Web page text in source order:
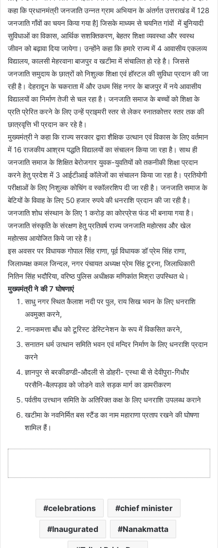
कहा कि प्रधानमंत्री जनजाति उन्नत ग्राम अभियान के अंतर्गत उत्तराखंड में 128
जनजाति गाँवों का चयन किया गया है] जिसके माध्यम से चयनित गांवों में बुनियादी
सुविधाओं का विकास, आर्थिक सशक्तिकरण, बेहतर शिक्षा व्यवस्था और स्वस्थ
जीवन को बढ़ावा दिया जायेगा। उन्होंने कहा कि हमारे राज्य में 4 आवासीय एकलव्य
विद्यालय, कालसी मेहरवाना बाजपुर व खटीमा में संचालित हो रहे है। जिससे
जनजाति समुदाय के छात्रों को निशुल्क शिक्षा एवं हॉस्टल की सुविधा प्रदान की जा
रही है। देहरादून के चकराता में और उधम सिंह नगर के बाजपुर में नये आवासीय
विद्यालयों का निर्माण तेजी से चल रहा है। जनजाति समाज के बच्चों को शिक्षा के
प्रति प्रेरित करने के लिए उन्हें प्राइमरी स्तर से लेकर स्नातकोत्तर स्तर तक की
छात्रवृत्ति भी प्रदान कर रहे है।
मुख्यमंत्री ने कहा कि राज्य सरकार द्वारा शैक्षिक उत्थान एवं विकास के लिए वर्तमान
में 16 राजकीय आश्रम पद्धति विद्यालयों का संचालन किया जा रहा है। साथ ही
जनजाति समाज के शिक्षित बेरोजगार युवक-युवतियों को तकनीकी शिक्षा प्रदान
करने हेतु प्रदेश में 3 आईटीआई कॉलेजों का संचालन किया जा रहा है। प्रतियोगी
परीक्षाओं के लिए निशुल्क कोचिंग व स्कॉलरशिप दी जा रही है। जनजाति समाज के
बेटियों के विवाह के लिए 50 हजार रुपये की धनराशि प्रदान की जा रही है।
जनजाति शोध संस्थान के लिए 1 करोड़ का कोरप्रेस फंड भी बनाया गया है।
जनजाति संस्कृति के संरक्षण हेतु प्रतिवर्ष राज्य जनजाति महोत्सव और खेल
महोत्सव आयोजित किये जा रहे है।
इस अवसर पर विधायक गोपाल सिंह राणा, पूर्व विधायक डॉ प्रेम सिंह राणा,
जिलाध्यक्ष कमल जिन्दल, नगर पंचायत अध्यक्ष प्रेम सिंह टूरना, जिलाधिकारी
नितिन सिंह भदौरिया, वरिष्ठ पुलिस अधीक्षक मणिकांत मिश्रा उपस्थित थे।
मुख्यमंत्री ने की 7 घोषणाएं
साधु नगर स्थित कैलाश नदी पर पुल, राय सिख भवन के लिए धनराशि
अवमुक्त करने,
नानकमत्ता बाँध को टूरिस्ट डेस्टिनेशन के रूप में विकसित करने,
सनातन धर्म उत्थान समिति भवन एवं मन्दिर निर्माण के लिए धनराशि प्रदान
करने
ज्ञानपुर से बरकीडण्डी-औदली से डोहरी- एस्था बी से देवीपुरा-गिधौर
परसैनि-बैलपड़ाव को जोडने वाले सड़क मार्ग का डामरीकरण
पर्वतीय उत्त्थान समिति के अतिरिक्त कक्ष के लिए धनराशि उपलब्ध कराने
खटीमा के नवनिर्मित बस स्टैंड का नाम महाराणा प्रताप रखने की घोषणा
शामिल हैं।
celebrations chief minister
Inaugurated Nanakmatta